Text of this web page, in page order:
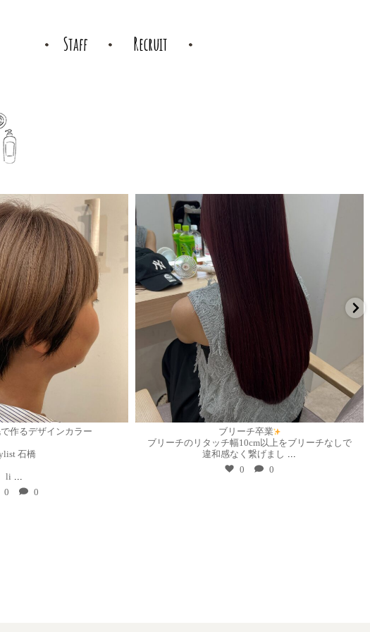
Staff Recruit
7月 29
作るデザインカラー
石橋
li
0
0
7月 21
ブリーチ卒業
ブリーチのリタッチ幅10cm以上をブリーチなしで
違和感なく繋げまし
0
0